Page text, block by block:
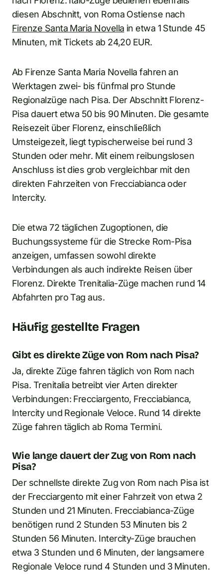
diesen Abschnitt, von Roma Ostiense nach
Firenze Santa Maria Novella in etwa 1 Stunde 45
Minuten, mit Tickets ab 24,20 EUR.
Ab Firenze Santa Maria Novella fahren an
Werktagen zwei- bis fünfmal pro Stunde
Regionalzüge nach Pisa. Der Abschnitt Florenz-
Pisa dauert etwa 50 bis 90 Minuten. Die gesamte
Reisezeit über Florenz, einschließlich
Umsteigezeit, liegt typischerweise bei rund 3
Stunden oder mehr. Mit einem reibungslosen
Anschluss ist dies grob vergleichbar mit den
direkten Fahrzeiten von Frecciabianca oder
Intercity.
Die etwa 72 täglichen Zugoptionen, die
Buchungssysteme für die Strecke Rom-Pisa
anzeigen, umfassen sowohl direkte
Verbindungen als auch indirekte Reisen über
Florenz. Direkte Trenitalia-Züge machen rund 14
Abfahrten pro Tag aus.
Häufig gestellte Fragen
Gibt es direkte Züge von Rom nach Pisa?
Ja, direkte Züge fahren täglich von Rom nach
Pisa. Trenitalia betreibt vier Arten direkter
Verbindungen: Frecciargento, Frecciabianca,
Intercity und Regionale Veloce. Rund 14 direkte
Züge fahren täglich ab Roma Termini.
Wie lange dauert der Zug von Rom nach
Pisa?
Der schnellste direkte Zug von Rom nach Pisa ist
der Frecciargento mit einer Fahrzeit von etwa 2
Stunden und 21 Minuten. Frecciabianca-Züge
benötigen rund 2 Stunden 53 Minuten bis 2
Stunden 56 Minuten. Intercity-Züge brauchen
etwa 3 Stunden und 6 Minuten, der langsamere
Regionale Veloce rund 4 Stunden und 3 Minuten.